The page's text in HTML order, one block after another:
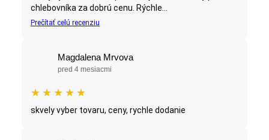
chlebovníka za dobrú cenu. Rýchle...
Prečítať celú recenziu
Magdalena Mrvova
pred 4 mesiacmi
★ ★ ★ ★ ★
skvely vyber tovaru, ceny, rychle dodanie